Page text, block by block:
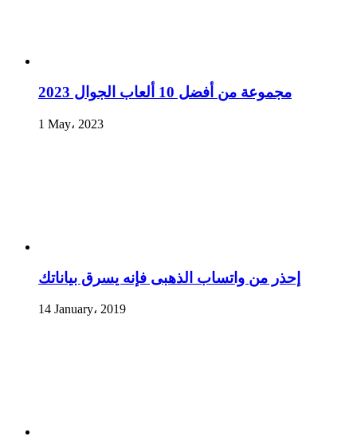
مجموعة من أفضل 10 ألعاب الجوال 2023
1 May، 2023
إحذر من واتساب الذهبى فإنه يسرق بياناتك
14 January، 2019